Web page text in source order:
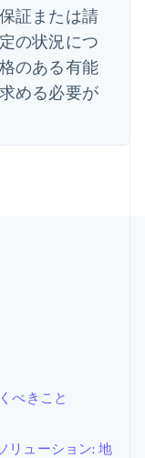
証または請
の状況につ
のある有能
める必要が
べきこと
リューション: 地